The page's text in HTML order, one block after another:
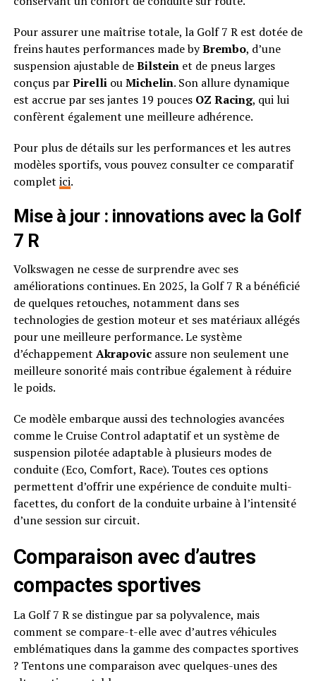
Pour assurer une maîtrise totale, la Golf 7 R est dotée de
freins hautes performances made byBrembo, d’une
suspension ajustable deBilsteinet de pneus larges
conçus parPirelliouMichelin. Son allure dynamique
est accrue par ses jantes 19 pouces OZ Racing, qui lui
confèrent également une meilleure adhérence.
Pour plus de détails sur les performances et les autres
modèles sportifs, vous pouvez consulter ce comparatif
complet ici.
Mise à jour : innovations avec la Golf
7 R
Volkswagen ne cesse de surprendre avec ses
améliorations continues. En 2025, la Golf 7 R a bénéficié
de quelques retouches, notamment dans ses
technologies de gestion moteur et ses matériaux allégés
pour une meilleure performance. Le système
d’échappement Akrapovicassure non seulement une
meilleure sonorité mais contribue également à réduire
le poids.
Ce modèle embarque aussi des technologies avancées
comme le Cruise Control adaptatif et un système de
suspension pilotée adaptable à plusieurs modes de
conduite (Eco, Comfort, Race). Toutes ces options
permettent d’offrir une expérience de conduite multi-
facettes, du confort de la conduite urbaine à l’intensité
d’une session sur circuit.
Comparaison avec d’autres
compactes sportives
La Golf 7 R se distingue par sa polyvalence, mais
comment se compare-t-elle avec d’autres véhicules
emblématiques dans la gamme des compactes sportives
? Tentons une comparaison avec quelques-unes des